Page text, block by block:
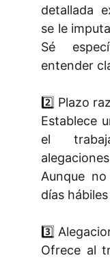
detallada
se le
Sé
entender
2️⃣ Plazo
Establece
el
Aunque
días
3️⃣
Ofrece al